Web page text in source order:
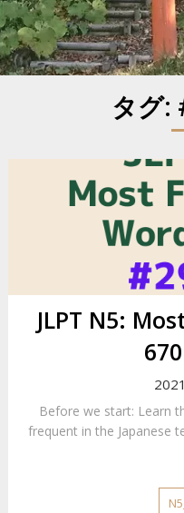
タグ:
JLPT N5:
Before we start: Learn
frequent in the Japanese